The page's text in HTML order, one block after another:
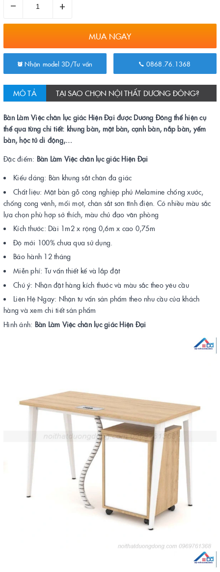
– +
MUA NGAY
Nhận model 3D/Tư vấn 0868.76.1368
MÔ TẢ TẠI SAO CHỌN NỘI THẤT DƯƠNG ĐÔNG?
Bàn Làm Việc chân lục giác Hiện Đại được Dương Đông thể hiện cụ
thể qua từng chi tiết: khung bàn, mặt bàn, cạnh bàn, nắp bàn, yếm
bàn, hộc tủ di động,…
Đặc điểm: Bàn Làm Việc chân lục giác Hiện Đại
Kiểu dáng: Bàn khung sắt chân đa giác
Chất liệu: Mặt bàn gỗ công nghiệp phủ Melamine chống xước,
chống cong vênh, mối mọt, chân sắt sơn tĩnh điện. Có nhiều màu sắc
lựa chọn phù hợp sở thích, màu chủ đạo văn phòng
Kích thước: Dài 1m2 x rộng 0,6m x cao 0,75m
Độ mới 100% chưa qua sử dụng.
Bảo hành 12 tháng
Miễn phí: Tư vấn thiết kế và lắp đặt
Chú ý: Nhận đặt hàng kích thước và màu sắc theo yêu cầu
Liên Hệ Ngay: Nhận tư vấn sản phẩm theo nhu cầu của khách
hàng và xem chi tiết sản phẩm
Hình ảnh: Bàn Làm Việc chân lục giác Hiện Đại